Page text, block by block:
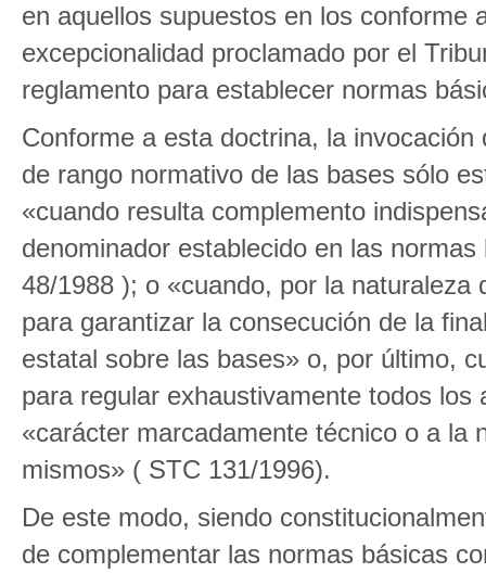
en aquellos supuestos en los conforme
excepcionalidad proclamado por el
reglamento para establecer normas
Conforme a esta doctrina, la
de rango normativo de las bases sólo
«cuando resulta complemento
denominador establecido en las
48/1988 ); o «cuando, por la
para garantizar la consecución de la
estatal sobre las bases» o, por último,
para regular exhaustivamente todos
«carácter marcadamente técnico o a la
mismos» ( STC 131/1996).
De este modo, siendo
de complementar las normas básicas